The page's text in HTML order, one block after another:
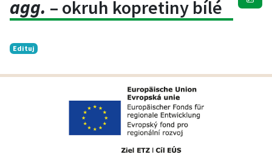
agg. – okruh kopretiny bílé
Edituj